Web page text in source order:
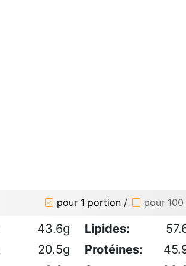
pour 1 portion / pour 100
43.6g Lipides:
20.5g Protéines: